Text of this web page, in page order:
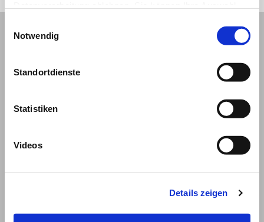
Notwendig
Standortdienste
Statistiken
Videos
Details zeigen
Impressum und Nutzungsbedingungen